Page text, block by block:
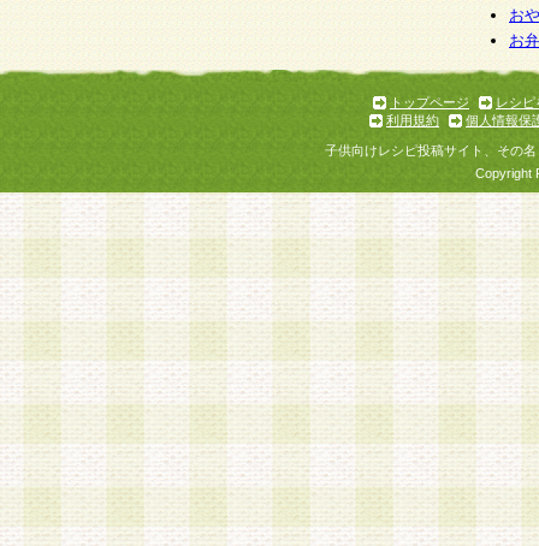
お
お
トップページ
レシピ
利用規約
個人情報保
子供向けレシピ投稿サイト、その
Copyright